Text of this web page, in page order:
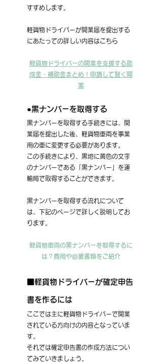
すすめします。
軽貨物ドライバーが開業届を提出する
にあたっての詳しい内容はこちら
軽貨物ドライバーの開業を支援する助
成金・補助金まとめ！申請して賢く開
業
●黒ナンバーを取得する
黒ナンバーを取得する手続きには、開
業届を提出した後、軽貨物車両を事業
用の車に変更する必要があります。
この手続きにより、黒地に黄色の文字
のナンバーである「黒ナンバー」を運
輸局で取得することができます。
黒ナンバーを取得する流れについて
は、下記のページで詳しく説明してお
ります。
軽貨物車両の黒ナンバーを取得するに
は？費用や必要書類をご紹介
■軽貨物ドライバーが確定申告
書を作るには
ここでは主に軽貨物ドライバーで開業
されている方向けの内容となっていま
す。
それでは確定申告書の作成方法につい
てみていきましょう。